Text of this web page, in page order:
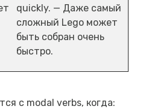
quickly. — Даже самый
сложный Lego может
быть собран очень
быстро.
с modal verbs, когда: